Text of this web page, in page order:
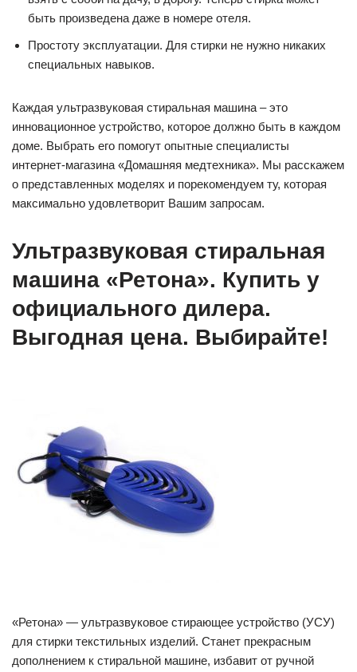
быть произведена даже в номере отеля.
Простоту эксплуатации. Для стирки не нужно никаких
специальных навыков.
Каждая ультразвуковая стиральная машина – это
инновационное устройство, которое должно быть в каждом
доме. Выбрать его помогут опытные специалисты
интернет-магазина «Домашняя медтехника». Мы расскажем
о представленных моделях и порекомендуем ту, которая
максимально удовлетворит Вашим запросам.
Ультразвуковая стиральная
машина «Ретона». Купить у
официального дилера.
Выгодная цена. Выбирайте!
«Ретона» — ультразвуковое стирающее устройство (УСУ)
для стирки текстильных изделий. Станет прекрасным
дополнением к стиральной машине, избавит от ручной